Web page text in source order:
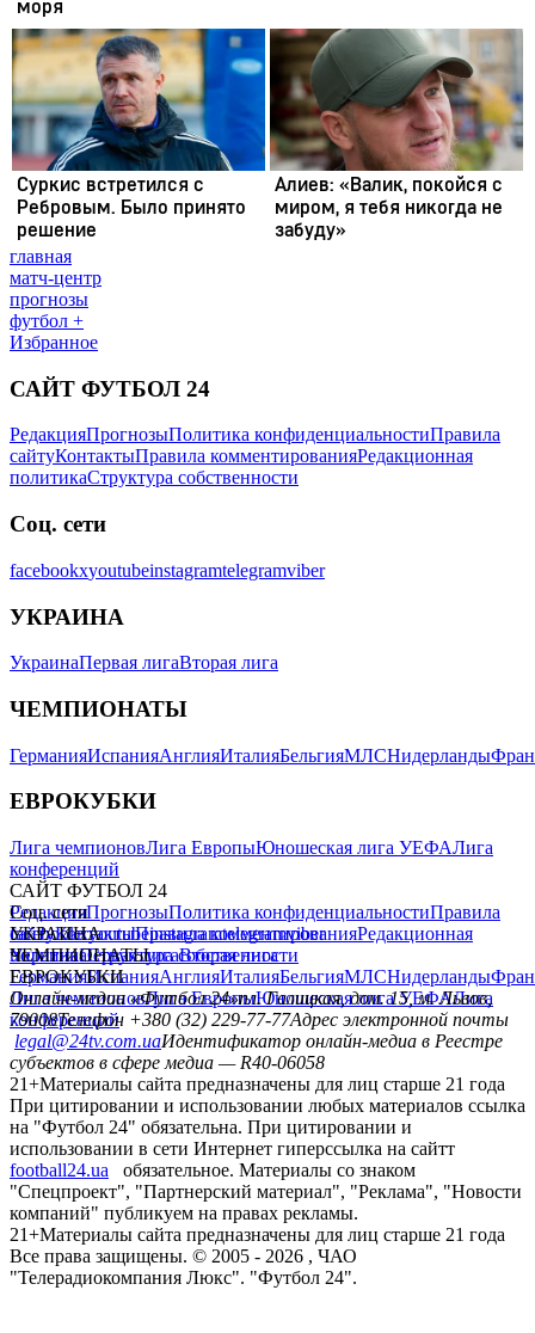
главная
матч-центр
прогнозы
футбол +
Избранное
САЙТ ФУТБОЛ 24
РедакцияПрогнозыПолитика конфиденциальностиПравила
сайтуКонтактыПравила комментированияРедакционная
политикаСтруктура собственности
Соц. сети
facebookxyoutubeinstagramtelegramviber
УКРАИНА
УкраинаПервая лигаВторая лига
ЧЕМПИОНАТЫ
ГерманияИспанияАнглияИталияБельгияМЛСНидерланды
ЕВРОКУБКИ
Лига чемпионовЛига ЕвропыЮношеская лига УЕФАЛига
конференций
САЙТ ФУТБОЛ 24
РедакцияПрогнозыПолитика конфиденциальностиПравила
сайтуКонтактыПравила комментированияРедакционная
политикаСтруктура собственности
Соц. сети
facebookxyoutubeinstagramtelegramviber
УКРАИНА
УкраинаПервая лигаВторая лига
ЧЕМПИОНАТЫ
ГерманияИспанияАнглияИталияБельгияМЛСНидерланды
ЕВРОКУБКИ
Лига чемпионовЛига ЕвропыЮношеская лига УЕФАЛига
конференций
Онлайн-медиа «Футбол 24»пл. Галицкая, дом. 15, м. Львов,
79008Телефон +380 (32) 229-77-77Адрес электронной почты
legal@24tv.com.uaИдентификатор онлайн-медиа в Реестре
субъектов в сфере медиа — R40-06058
21+Материалы сайта предназначены для лиц старше 21 года
При цитировании и использовании любых материалов ссылка
на "Футбол 24" обязательна. При цитировании и
использовании в сети Интернет гиперссылка на сайтт
football24.ua
обязательное. Материалы со знаком
"Спецпроект", "Партнерский материал", "Реклама", "Новости
компаний" публикуем на правах рекламы.
21+Материалы сайта предназначены для лиц старше 21 года
Все права защищены. © 2005 - 2026 , ЧАО
"Телерадиокомпания Люкс". "Футбол 24".